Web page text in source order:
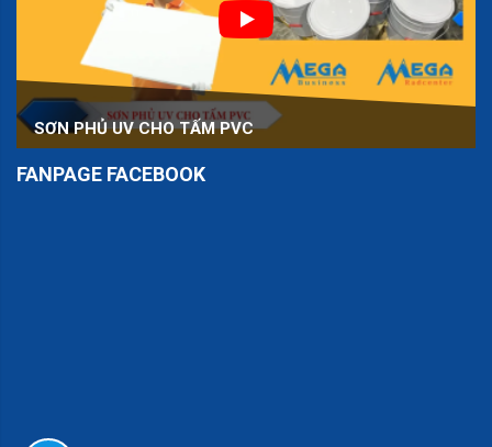
SƠN PHỦ UV CHO TẤM PVC
FANPAGE FACEBOOK